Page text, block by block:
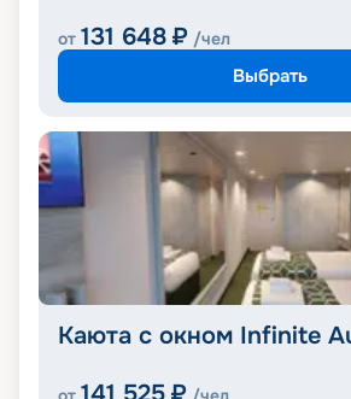
от 131 648 ₽ /чел
Выбрать
Каюта с окном Infinite